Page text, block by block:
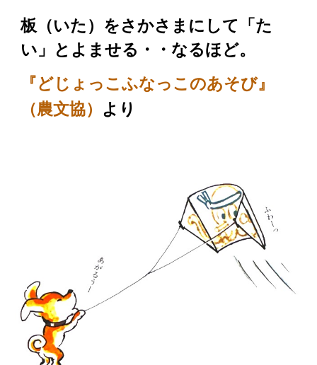
板（いた）をさかさまにして「た
い」とよませる・・なるほど。
『どじょっこふなっこのあそび』
（農文協） より